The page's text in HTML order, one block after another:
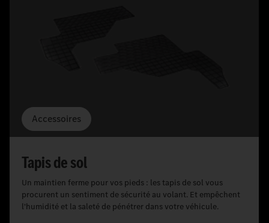
Accessoires
Tapis de sol
Un maintien ferme pour vos pieds : les tapis de sol vous
procurent un sentiment de sécurité au volant. Et empêchent
l'humidité et la saleté de pénétrer dans votre véhicule.